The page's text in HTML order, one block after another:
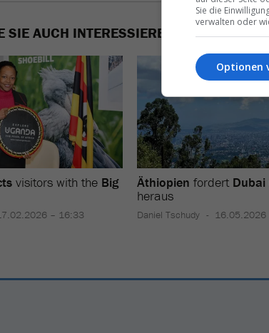
SIE AUCH INTERESSIEREN
visitors with the Big
– 16:33
Äthiopien fordert Dubai
heraus
Daniel Tschudy
Sie die
verwalten oder
Optionen